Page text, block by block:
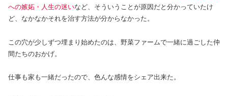
への嫉妬・人生の迷いなど、そういうことが原因だと分かっていたけ
ど、なかなかそれを治す方法が分からなかった。
この穴が少しずつ埋まり始めたのは、野菜ファームで一緒に過ごした仲
間たちのおかげ。
仕事も家も一緒だったので、色んな感情をシェア出来た。